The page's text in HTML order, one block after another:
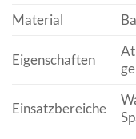
Material
Eigenschaften
Einsatzbereiche